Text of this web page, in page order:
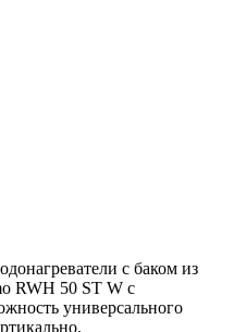
с баком из
RWH 50 ST W c
универсального